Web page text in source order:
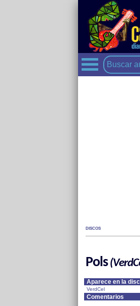
DISCOS
Pols
Aparece en la
VerdCel
Comentarios